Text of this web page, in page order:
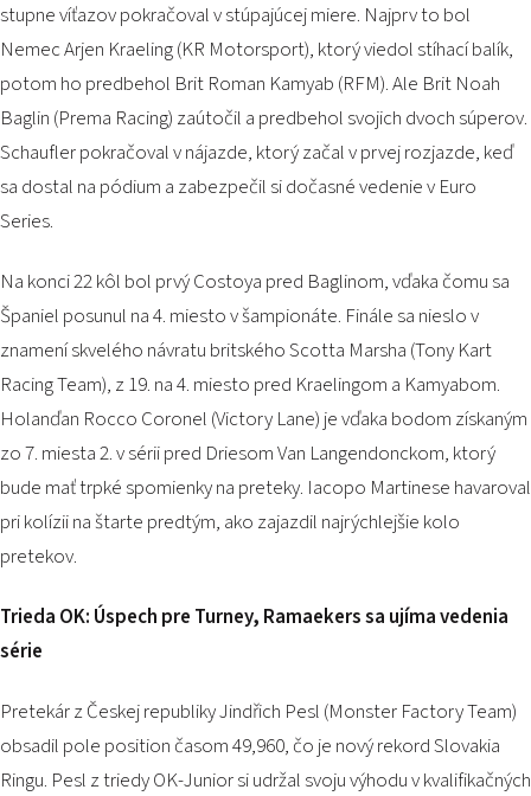
stupne víťazov pokračoval v stúpajúcej miere. Najprv to bol
Nemec Arjen Kraeling (KR Motorsport), ktorý viedol stíhací balík,
potom ho predbehol Brit Roman Kamyab (RFM). Ale Brit Noah
Baglin (Prema Racing) zaútočil a predbehol svojich dvoch súperov.
Schaufler pokračoval v nájazde, ktorý začal v prvej rozjazde, keď
sa dostal na pódium a zabezpečil si dočasné vedenie v Euro
Series.
Na konci 22 kôl bol prvý Costoya pred Baglinom, vďaka čomu sa
Španiel posunul na 4. miesto v šampionáte. Finále sa nieslo v
znamení skvelého návratu britského Scotta Marsha (Tony Kart
Racing Team), z 19. na 4. miesto pred Kraelingom a Kamyabom.
Holanďan Rocco Coronel (Victory Lane) je vďaka bodom získaným
zo 7. miesta 2. v sérii pred Driesom Van Langendonckom, ktorý
bude mať trpké spomienky na preteky. Iacopo Martinese havaroval
pri kolízii na štarte predtým, ako zajazdil najrýchlejšie kolo
pretekov.
Trieda OK: Úspech pre Turney, Ramaekers sa ujíma vedenia
série
Pretekár z Českej republiky Jindřich Pesl (Monster Factory Team)
obsadil pole position časom 49,960, čo je nový rekord Slovakia
Ringu. Pesl z triedy OK-Junior si udržal svoju výhodu v kvalifikačných